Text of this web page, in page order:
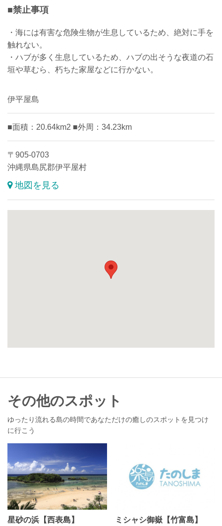
■禁止事項
・海には有害な危険生物が生息しているため、絶対に手を
触れない。
・ハブが多く生息しているため、ハブの出そうな夜道の石
垣や草むら、朽ちた家屋などに行かない。
伊平屋島
■面積：20.64km2 ■外周：34.23km
〒905-0703
沖縄県島尻郡伊平屋村
地図を見る
その他のスポット
ゆったり流れる島の時間であなただけの癒しのスポットを見つけ
に行こう
星砂の浜【西表島】 ミシャシ御嶽【竹富島】